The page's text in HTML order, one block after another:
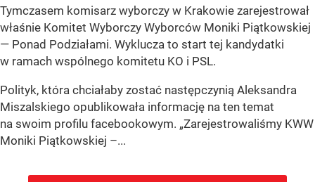
Tymczasem komisarz wyborczy w Krakowie zarejestrował
właśnie Komitet Wyborczy Wyborców Moniki Piątkowskiej
— Ponad Podziałami. Wyklucza to start tej kandydatki
w ramach wspólnego komitetu KO i PSL.
Polityk, która chciałaby zostać następczynią Aleksandra
Miszalskiego opublikowała informację na ten temat
na swoim profilu facebookowym. „Zarejestrowaliśmy KWW
Moniki Piątkowskiej –...